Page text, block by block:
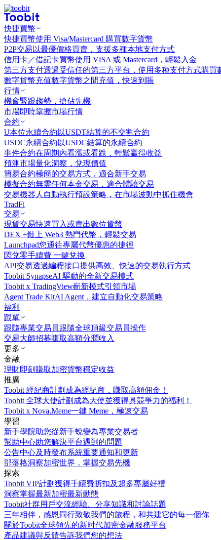
快捷買幣
快捷買幣使用 Visa/Mastercard 購買數字貨幣
P2P交易 以最優價格買賣，支援多種本地支付方式
信用卡／借記卡買幣使用 VISA 或 Mastercard，輕鬆入金
第三方支付透過受信任的第三方平台，使用多種支付方式購買
數字貨幣充值數字貨幣之間充值，快速到賬
行情
機會緊跟趨勢，搶佔先機
市場即時掌握市場行情
合約
U本位永續合約 以USDT結算的不交割合約
USDC永續合約 以USDC結算的永續合約
事件合約在周期內看漲或看跌，輕鬆贏得收益
預測市場量化洞察，兌現價值
簡易合約極簡的交易方式，適合新手交易
模擬合約無需任何本金交易，適合體驗交易
交易機器人 自動執行預設策略，在市場波動中抓住機會
TradFi
交易
現貨交易快速買入或賣出數位貨幣
DEX +鏈上 Web3 熱門代幣，輕鬆交易
Launchpad您通往專屬代幣優惠的捷徑
閃兌零手續費 一鍵兌換
API交易透過編程接口提供高效、快速的交易執行方式
Toobit SynapseAI 驅動的全新交易模式
Toobit x TradingView嶄新模式引領市場
Agent Trade KitAI Agent，建立自動化交易策略
福利
跟單
跟隨專業交易員跟隨全球頂級交易員操作
交易大師招募賺取高額分潤收入
更多
金融
理財即刻賺取加密貨幣穩定收益
推廣
Toobit 經紀商計劃 成為經紀商，賺取高額佣金！
Toobit 全球大使計劃 成為大使並獲得具競爭力的福利！
Toobit x Nova.Meme一鍵 Meme，極速交易
學習
新手學院助您從新手蛻變為專業交易者
幫助中心助您解決平台遇到的問題
公告中心及時發布系統重要通知和更新
部落格洞察加密世界，掌握交易先機
探索
Toobit VIP計劃獲得手續費折扣及超多專屬好禮
洞察掌握最新加密最新動態
Toobit社群用戶交流經驗、分享知識和討論話題
三年相伴，感恩同行致敬我們的旅程，和共建它的每一個你
關於Toobit全球領先的新时代加密金融服務平台
產品建議與反饋告訴我們您的想法